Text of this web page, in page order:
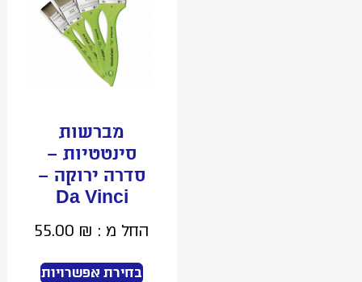
מברשות
סינטטיות –
סדרה ירוקה –
Da Vinci
החל מ : 55.00₪
בחירת אפשרויות